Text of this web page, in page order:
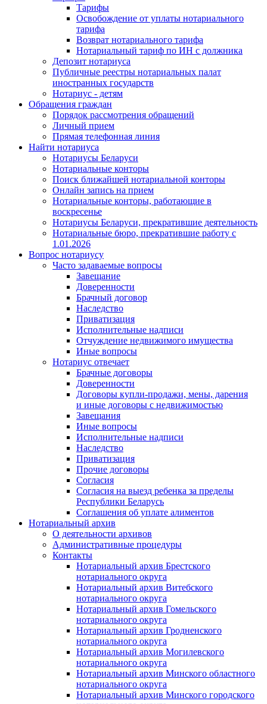
Тарифы
Освобождение от уплаты нотариального
тарифа
Возврат нотариального тарифа
Нотариальный тариф по ИН с должника
Депозит нотариуса
Публичные реестры нотариальных палат
иностранных государств
Нотариус - детям
Обращения граждан
Порядок рассмотрения обращений
Личный прием
Прямая телефонная линия
Найти нотариуса
Нотариусы Беларуси
Нотариальные конторы
Поиск ближайшей нотариальной конторы
Онлайн запись на прием
Нотариальные конторы, работающие в
воскресенье
Нотариусы Беларуси, прекратившие деятельность
Нотариальные бюро, прекратившие работу с
1.01.2026
Вопрос нотариусу
Часто задаваемые вопросы
Завещание
Доверенности
Брачный договор
Наследство
Приватизация
Исполнительные надписи
Отчуждение недвижимого имущества
Иные вопросы
Нотариус отвечает
Брачные договоры
Доверенности
Договоры купли-продажи, мены, дарения
и иные договоры с недвижимостью
Завещания
Иные вопросы
Исполнительные надписи
Наследство
Приватизация
Прочие договоры
Согласия
Согласия на выезд ребенка за пределы
Республики Беларусь
Соглашения об уплате алиментов
Нотариальный архив
О деятельности архивов
Административные процедуры
Контакты
Нотариальный архив Брестского
нотариального округа
Нотариальный архив Витебского
нотариального округа
Нотариальный архив Гомельского
нотариального округа
Нотариальный архив Гродненского
нотариального округа
Нотариальный архив Могилевского
нотариального округа
Нотариальный архив Минского областного
нотариального округа
Нотариальный архив Минского городского